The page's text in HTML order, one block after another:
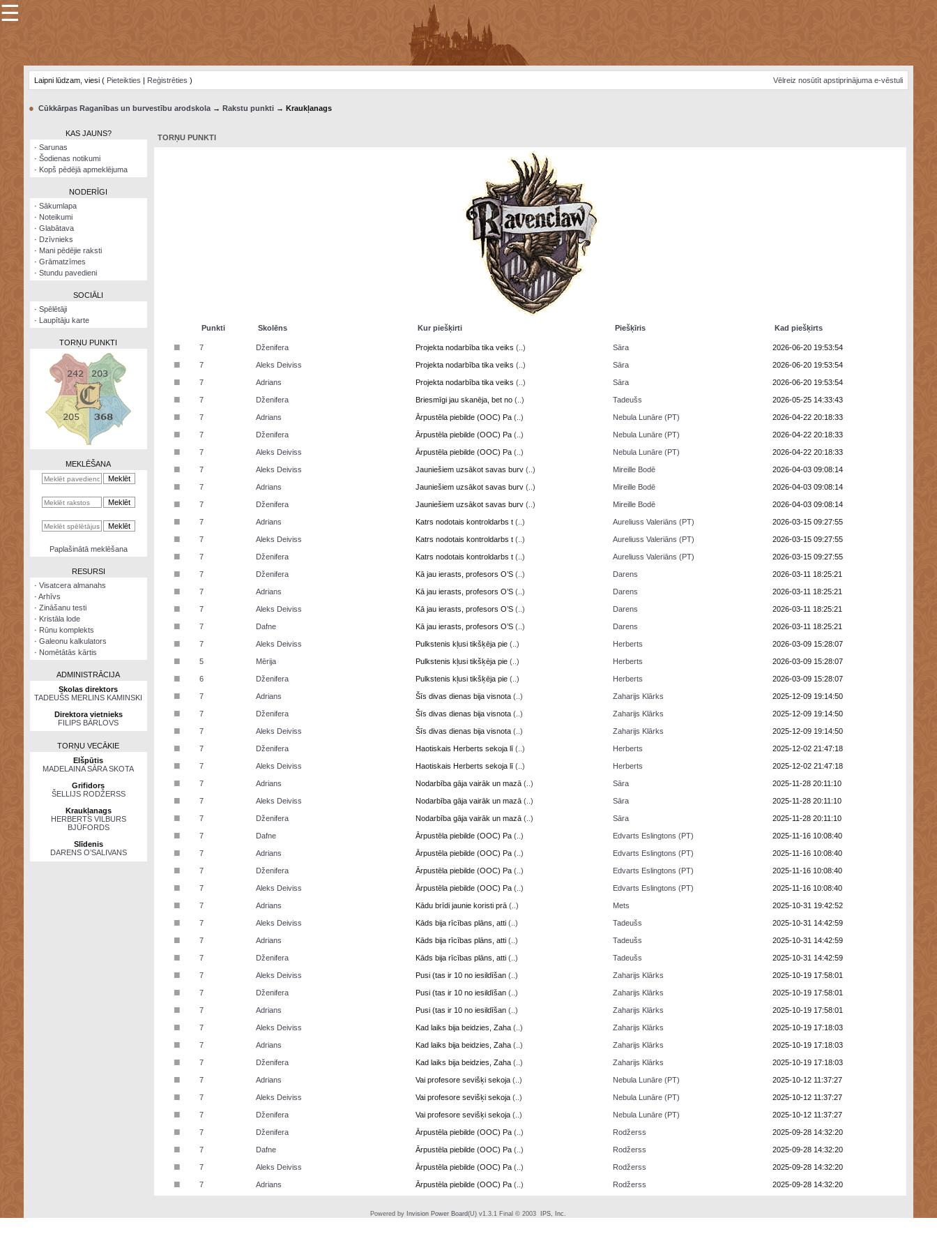
×
Šodienas
Visatcera
almanahs
kalkulators
☰
Laipni lūdzam, viesi ( Pieteikties | Reģistrēties ) Vēlreiz nosūtīt apstiprinājuma e-vēstuli
● Cūkkārpas Raganības un burvestību arodskola→ Rakstu punkti→ Kraukļanags
KAS JAUNS?
· Sarunas
· Šodienas notikumi
· Kopš pēdējā apmeklējuma
NODERĪGI
· Sākumlapa
· Noteikumi
· Glabātava
· Dzīvnieks
· Mani pēdējie raksti
· Grāmatzīmes
· Stundu pavedieni
SOCIĀLI
· Spēlētāji
· Laupītāju karte
TORŅU PUNKTI
MEKLĒŠANA
Paplašinātā meklēšana
RESURSI
· Visatcera almanahs
· Arhīvs
· Zināšanu testi
· Kristāla lode
· Rūnu komplekts
· Galeonu kalkulators
· Nomētātās kārtis
ADMINISTRĀCIJA
Skolas direktors
TADEUŠS MERLINS KAMINSKI
Direktora vietnieks
FILIPS BĀRLOVS
TORŅU VECĀKIE
Elšpūtis
MADELAINA SĀRA SKOTA
Grifidors
ŠELLIJS RODŽERSS
Kraukļanags
HERBERTS VILBURS
BJŪFORDS
Slīdenis
DARENS O’SALIVANS
TORŅU PUNKTI
Punkti Skolēns Kur piešķirti Piešķīris Kad piešķirts
■ 7 Dženifera Projekta nodarbība tika veiks (..) Sāra 2026-06-20 19:53:54
■ 7 Aleks Deiviss Projekta nodarbība tika veiks (..) Sāra 2026-06-20 19:53:54
■ 7 Adrians Projekta nodarbība tika veiks (..) Sāra 2026-06-20 19:53:54
■ 7 Dženifera Briesmīgi jau skanēja, bet no (..) Tadeušs 2026-05-25 14:33:43
■ 7 Adrians Ārpustēla piebilde (OOC) Pa (..) Nebula Lunāre (PT) 2026-04-22 20:18:33
■ 7 Dženifera Ārpustēla piebilde (OOC) Pa (..) Nebula Lunāre (PT) 2026-04-22 20:18:33
■ 7 Aleks Deiviss Ārpustēla piebilde (OOC) Pa (..) Nebula Lunāre (PT) 2026-04-22 20:18:33
■ 7 Aleks Deiviss Jauniešiem uzsākot savas burv (..) Mireille Bodē 2026-04-03 09:08:14
■ 7 Adrians Jauniešiem uzsākot savas burv (..) Mireille Bodē 2026-04-03 09:08:14
■ 7 Dženifera Jauniešiem uzsākot savas burv (..) Mireille Bodē 2026-04-03 09:08:14
■ 7 Adrians Katrs nodotais kontroldarbs t (..) Aureliuss Valeriāns (PT) 2026-03-15 09:27:55
■ 7 Aleks Deiviss Katrs nodotais kontroldarbs t (..) Aureliuss Valeriāns (PT) 2026-03-15 09:27:55
■ 7 Dženifera Katrs nodotais kontroldarbs t (..) Aureliuss Valeriāns (PT) 2026-03-15 09:27:55
■ 7 Dženifera Kā jau ierasts, profesors O’S (..) Darens 2026-03-11 18:25:21
■ 7 Adrians Kā jau ierasts, profesors O’S (..) Darens 2026-03-11 18:25:21
■ 7 Aleks Deiviss Kā jau ierasts, profesors O’S (..) Darens 2026-03-11 18:25:21
■ 7 Dafne Kā jau ierasts, profesors O’S (..) Darens 2026-03-11 18:25:21
■ 7 Aleks Deiviss Pulkstenis kļusi tikšķēja pie (..) Herberts 2026-03-09 15:28:07
■ 5 Mērija Pulkstenis kļusi tikšķēja pie (..) Herberts 2026-03-09 15:28:07
■ 6 Dženifera Pulkstenis kļusi tikšķēja pie (..) Herberts 2026-03-09 15:28:07
■ 7 Adrians Šīs divas dienas bija visnota (..) Zaharijs Klārks 2025-12-09 19:14:50
■ 7 Dženifera Šīs divas dienas bija visnota (..) Zaharijs Klārks 2025-12-09 19:14:50
■ 7 Aleks Deiviss Šīs divas dienas bija visnota (..) Zaharijs Klārks 2025-12-09 19:14:50
■ 7 Dženifera Haotiskais Herberts sekoja lī (..) Herberts 2025-12-02 21:47:18
■ 7 Aleks Deiviss Haotiskais Herberts sekoja lī (..) Herberts 2025-12-02 21:47:18
■ 7 Adrians Nodarbība gāja vairāk un mazā (..) Sāra 2025-11-28 20:11:10
■ 7 Aleks Deiviss Nodarbība gāja vairāk un mazā (..) Sāra 2025-11-28 20:11:10
■ 7 Dženifera Nodarbība gāja vairāk un mazā (..) Sāra 2025-11-28 20:11:10
■ 7 Dafne Ārpustēla piebilde (OOC) Pa (..) Edvarts Eslingtons (PT) 2025-11-16 10:08:40
■ 7 Adrians Ārpustēla piebilde (OOC) Pa (..) Edvarts Eslingtons (PT) 2025-11-16 10:08:40
■ 7 Dženifera Ārpustēla piebilde (OOC) Pa (..) Edvarts Eslingtons (PT) 2025-11-16 10:08:40
■ 7 Aleks Deiviss Ārpustēla piebilde (OOC) Pa (..) Edvarts Eslingtons (PT) 2025-11-16 10:08:40
■ 7 Adrians Kādu brīdi jaunie koristi prā (..) Mets 2025-10-31 19:42:52
■ 7 Aleks Deiviss Kāds bija rīcības plāns, atti (..) Tadeušs 2025-10-31 14:42:59
■ 7 Adrians Kāds bija rīcības plāns, atti (..) Tadeušs 2025-10-31 14:42:59
■ 7 Dženifera Kāds bija rīcības plāns, atti (..) Tadeušs 2025-10-31 14:42:59
■ 7 Aleks Deiviss Pusi (tas ir 10 no iesildīšan (..) Zaharijs Klārks 2025-10-19 17:58:01
■ 7 Dženifera Pusi (tas ir 10 no iesildīšan (..) Zaharijs Klārks 2025-10-19 17:58:01
■ 7 Adrians Pusi (tas ir 10 no iesildīšan (..) Zaharijs Klārks 2025-10-19 17:58:01
■ 7 Aleks Deiviss Kad laiks bija beidzies, Zaha (..) Zaharijs Klārks 2025-10-19 17:18:03
■ 7 Adrians Kad laiks bija beidzies, Zaha (..) Zaharijs Klārks 2025-10-19 17:18:03
■ 7 Dženifera Kad laiks bija beidzies, Zaha (..) Zaharijs Klārks 2025-10-19 17:18:03
■ 7 Adrians Vai profesore sevišķi sekoja (..) Nebula Lunāre (PT) 2025-10-12 11:37:27
■ 7 Aleks Deiviss Vai profesore sevišķi sekoja (..) Nebula Lunāre (PT) 2025-10-12 11:37:27
■ 7 Dženifera Vai profesore sevišķi sekoja (..) Nebula Lunāre (PT) 2025-10-12 11:37:27
■ 7 Dženifera Ārpustēla piebilde (OOC) Pa (..) Rodžerss 2025-09-28 14:32:20
■ 7 Dafne Ārpustēla piebilde (OOC) Pa (..) Rodžerss 2025-09-28 14:32:20
■ 7 Aleks Deiviss Ārpustēla piebilde (OOC) Pa (..) Rodžerss 2025-09-28 14:32:20
■ 7 Adrians Ārpustēla piebilde (OOC) Pa (..) Rodžerss 2025-09-28 14:32:20
Powered by Invision Power Board(U) v1.3.1 Final © 2003 IPS, Inc.